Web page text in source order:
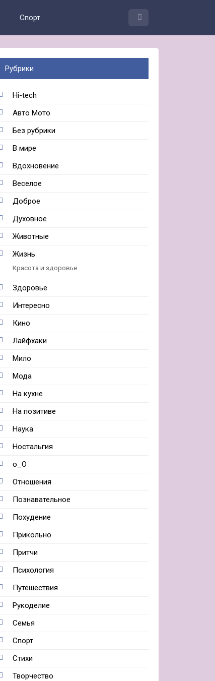
Спорт
Рубрики
Hi-tech
Авто Мото
Без рубрики
В мире
Вдохновение
Веселое
Доброе
Духовное
Животные
Жизнь
Красота и здоровье
Здоровье
Интересно
Кино
Лайфхаки
Мило
Мода
На кухне
На позитиве
Наука
Ностальгия
о_О
Отношения
Познавательное
Похудение
Прикольно
Притчи
Психология
Путешествия
Рукоделие
Семья
Спорт
Стихи
Творчество